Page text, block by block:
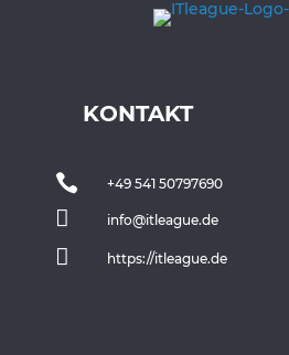
KONTAKT
 +49 541 50797690
 info@itleague.de
 https://itleague.de